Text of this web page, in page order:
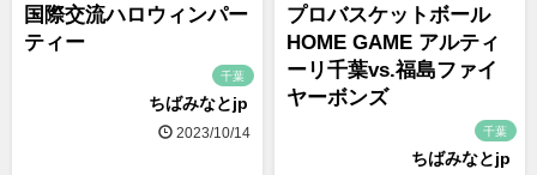
国際交流ハロウィンパー
ティー
千葉
ちばみなとjp
2023/10/14
プロバスケットボール
HOME GAME アルティ
ーリ千葉vs.福島ファイ
ヤーボンズ
千葉
ちばみなとjp